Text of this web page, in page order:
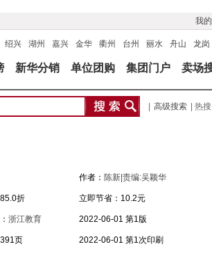
我
绍兴 湖州 嘉兴 金华 衢州 台州 丽水 舟山 龙岗
新华分销 单位团购 集团门户 卖场
高级搜索 | 热
85.0折
浙江教育
页
作者： 陈新|责编:吴颖华
立即节省： 10.2元
2022-06-01 第1版
2022-06-01 第1次印刷